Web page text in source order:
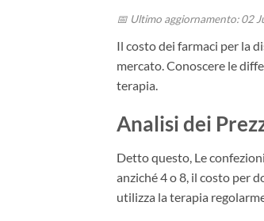
📅 Ultimo aggiornamento: 02
Il costo dei farmaci per la
mercato. Conoscere le
terapia.
Analisi dei
Detto questo, Le
anziché 4 o 8, il costo per
utilizza la terapia